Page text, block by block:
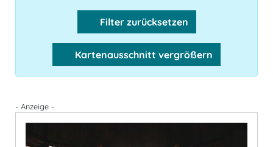
Filter zurücksetzen
Kartenausschnitt vergrößern
- Anzeige -